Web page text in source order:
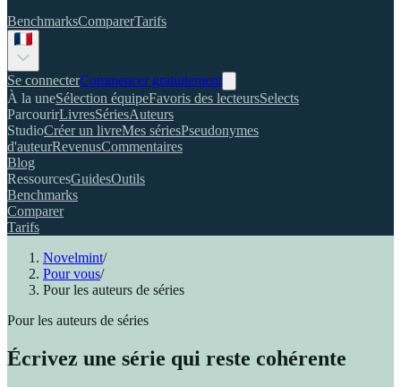
BenchmarksComparerTarifs
Se connecterCommencer gratuitement
À la uneSélection équipeFavoris des lecteursSelects
ParcourirLivresSériesAuteurs
StudioCréer un livreMes sériesPseudonymes
d'auteurRevenusCommentaires
Blog
RessourcesGuidesOutils
Benchmarks
Comparer
Tarifs
Novelmint/
Pour vous/
Pour les auteurs de séries
Pour les auteurs de séries
Écrivez une série qui reste cohérente